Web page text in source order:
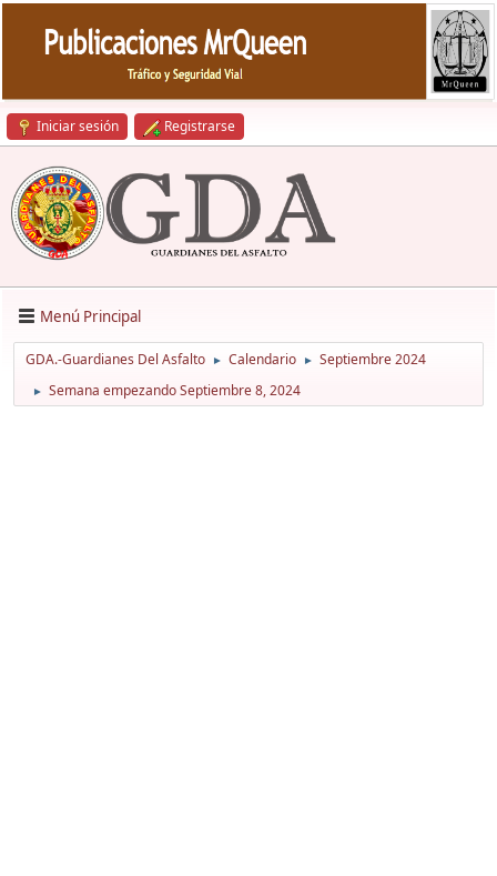
Iniciar sesión Registrarse
Menú Principal
GDA.-Guardianes Del Asfalto ► Calendario ► Septiembre 2024
► Semana empezando Septiembre 8, 2024